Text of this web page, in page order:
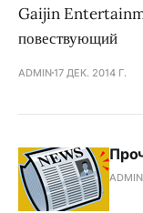
Gaijin
повествующий
ADMIN17 ДЕК. 2014 Г.
ADMIN